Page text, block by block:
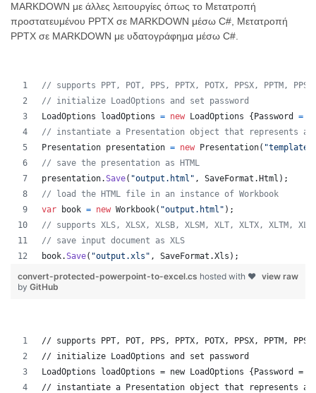
MARKDOWN με άλλες λειτουργίες όπως το Μετατροπή
προστατευμένου PPTX σε MARKDOWN μέσω C#, Μετατροπή
PPTX σε MARKDOWN με υδατογράφημα μέσω C#.
// supports PPT, POT, PPS, PPTX, POTX, PPSX, PPTM,
// initialize LoadOptions and set password
LoadOptions
loadOptions = new LoadOptions { Password =
// instantiate a Presentation object that represents a
Presentation presentation = new Presentation(
// save the presentation as HTML
presentation.Save( "output.html" , SaveFormat . Html ) ;
// load the HTML file in an instance of Workbook
var
book = new Workbook( "output.html" ) ;
// supports XLS, XLSX, XLSB, XLSM, XLT, XLTX, XLTM,
// save input document as XLS
book.Save( "output.xls" , SaveFormat .Xls ) ;
view raw
convert-protected-powerpoint-to-excel.cs hosted with ❤
by GitHub
// supports PPT, POT, PPS, PPTX, POTX, PPSX, PPTM,
// initialize LoadOptions and set password
LoadOptions loadOptions = new LoadOptions {Password =
// instantiate a Presentation object that represents a